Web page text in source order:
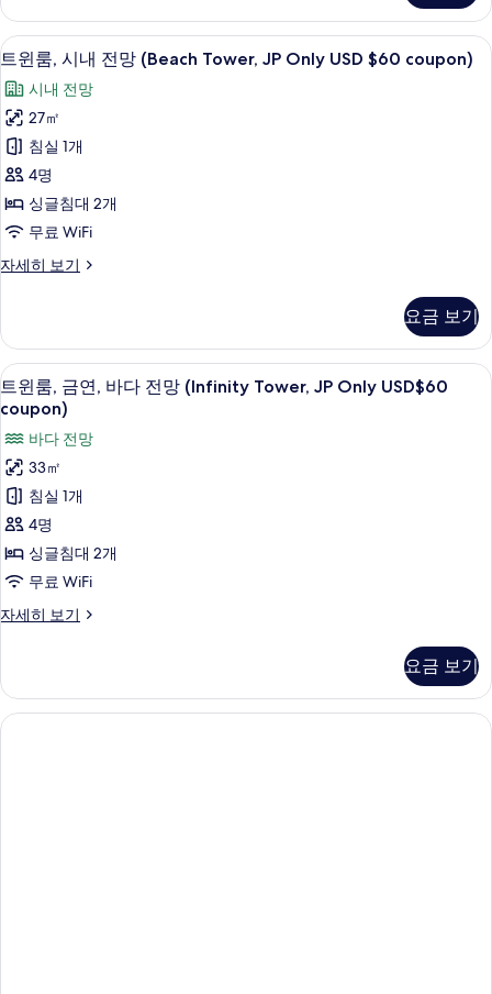
모
두
보
기
다
전
망
(Ocean
Suite)
자
세
히
보
기
트
윈
룸,
시
내
전
망
(Beach
Tower,
USD
$60
coupon)
진
모
두
보
기
8
트윈룸, 시내 전망 (Beach Tower, JP Only USD $60 coupon)
시내 전망
27㎡
침실 1개
4명
싱글침대 2개
무료 WiFi
자세히 보기
트
내
전
망
(Beach
Tower,
JP
Only
USD
$60
coupon)
세
히
기
요금 보기
트
윈
룸,
금
연,
바
다
전
망
JP
Only
USD$60
트윈룸, 금연, 바다 전망 (Infinity
8
트윈룸, 금연, 바다 전망 (Infinity Tower, JP Only USD$60
coupon)
바다 전망
33㎡
침실 1개
4명
싱글침대 2개
무료 WiFi
자세히 보기
트
연,
바
다
요금 보기